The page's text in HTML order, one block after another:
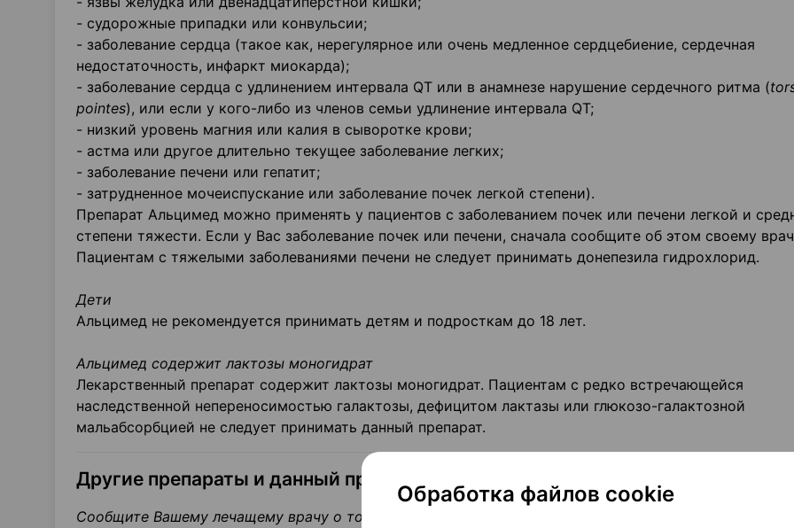
- судорожные припадки или конвульсии;
- заболевание сердца (такое как, нерегулярное или очень медленное сердцебиение, сердечная
недостаточность, инфаркт миокарда);
- заболевание сердца с удлинением интервала QT или в анамнезе нарушение сердечного ритма (
pointes), или если у кого-либо из членов семьи удлинение интервала QT;
- низкий уровень магния или калия в сыворотке крови;
- астма или другое длительно текущее заболевание легких;
- заболевание печени или гепатит;
- затрудненное мочеиспускание или заболевание почек легкой степени).
Препарат Альцимед можно применять у пациентов с заболеванием почек или печени легкой и
степени тяжести. Если у Вас заболевание почек или печени, сначала сообщите об этом своему
Пациентам с тяжелыми заболеваниями печени не следует принимать донепезила гидрохлорид.
Дети
Альцимед не рекомендуется принимать детям и подросткам до 18 лет.
Альцимед содержит лактозы моногидрат
Лекарственный препарат содержит лактозы моногидрат. Пациентам с редко встречающейся
наследственной непереносимостью галактозы, дефицитом лактазы или глюкозо-галактозной
мальабсорбцией не следует принимать данный препарат.
Другие препараты и данный препарат
Сообщите Вашему лечащему врачу о том, что Вы принимаете, недавно принимали или можете
Обработка файлов cookie